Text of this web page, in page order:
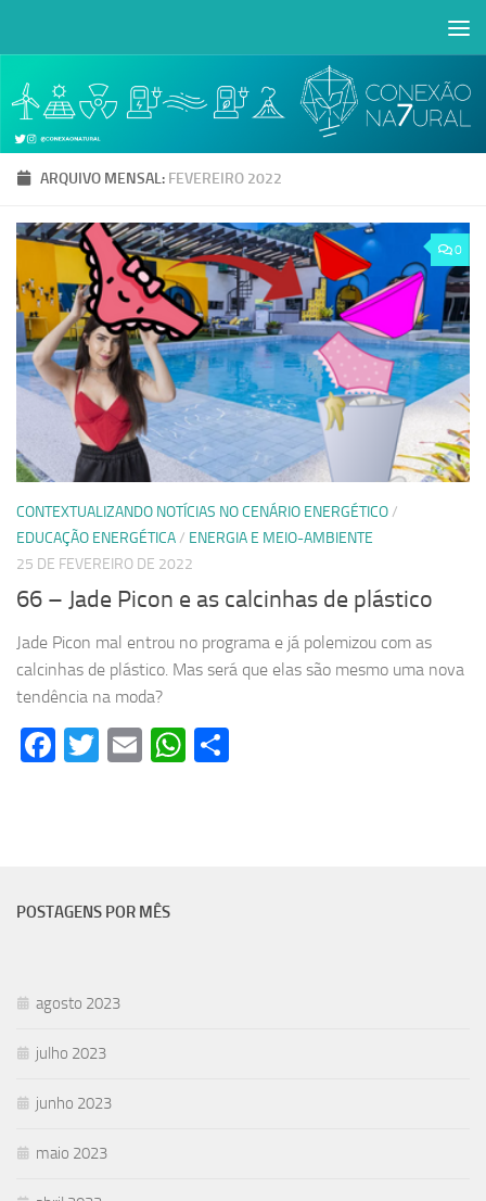
Abrir a barra de ferramentas
ARQUIVO MENSAL: FEVEREIRO 2022
0
CONTEXTUALIZANDO NOTÍCIAS NO CENÁRIO ENERGÉTICO/
EDUCAÇÃO ENERGÉTICA/ ENERGIA E MEIO-AMBIENTE
25 DE FEVEREIRO DE 2022
66 – Jade Picon e as calcinhas de plástico
Jade Picon mal entrou no programa e já polemizou com as
calcinhas de plástico. Mas será que elas são mesmo uma nova
tendência na moda?
Facebook
Twitter
EmailWhatsApp
POSTAGENS POR MÊS
agosto 2023
julho 2023
junho 2023
maio 2023